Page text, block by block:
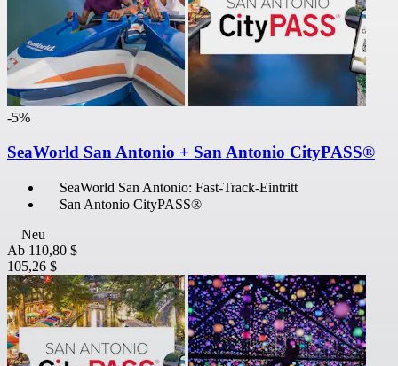
-5%
SeaWorld San Antonio + San Antonio CityPASS®
SeaWorld San Antonio: Fast-Track-Eintritt
San Antonio CityPASS®
Neu
Ab 110,80 $
105,26 $